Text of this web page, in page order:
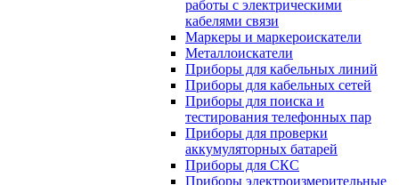
работы с электрическими
кабелями связи
Маркеры и маркероискатели
Металлоискатели
Приборы для кабельных линий
Приборы для кабельных сетей
Приборы для поиска и
тестирования телефонных пар
Приборы для проверки
аккумуляторных батарей
Приборы для СКС
Приборы электроизмерительные